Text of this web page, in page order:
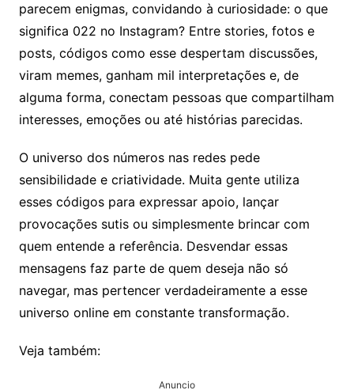
parecem enigmas, convidando à curiosidade: o que
significa 022 no Instagram? Entre stories, fotos e
posts, códigos como esse despertam discussões,
viram memes, ganham mil interpretações e, de
alguma forma, conectam pessoas que compartilham
interesses, emoções ou até histórias parecidas.
O universo dos números nas redes pede
sensibilidade e criatividade. Muita gente utiliza
esses códigos para expressar apoio, lançar
provocações sutis ou simplesmente brincar com
quem entende a referência. Desvendar essas
mensagens faz parte de quem deseja não só
navegar, mas pertencer verdadeiramente a esse
universo online em constante transformação.
Veja também:
Anuncio